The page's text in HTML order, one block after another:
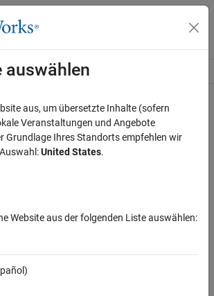
für Off-Canvas-
auswählen
aus, um übersetzte Inhalte (sofern
Veranstaltungen und Angebote
Grundlage Ihres Standorts empfehlen wir
United States.
Website aus der folgenden Liste auswählen: